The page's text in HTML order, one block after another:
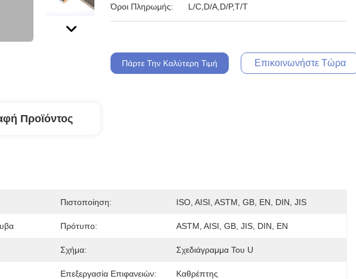
Όροι Πληρωμής: L/C,D/A,D/P,T/T
Πάρτε Την Καλύτερη Τιμή Επικοινωνήστε Τώρα
Προϊόντος
Πιστοποίηση: ISO, AISI, ASTM, GB, EN, DIN, JIS
Πρότυπο: ASTM, AISI, GB, JIS, DIN, EN
Σχήμα: Σχεδιάγραμμα Του U
Επεξεργασία Επιφανειών: Καθρέπτης